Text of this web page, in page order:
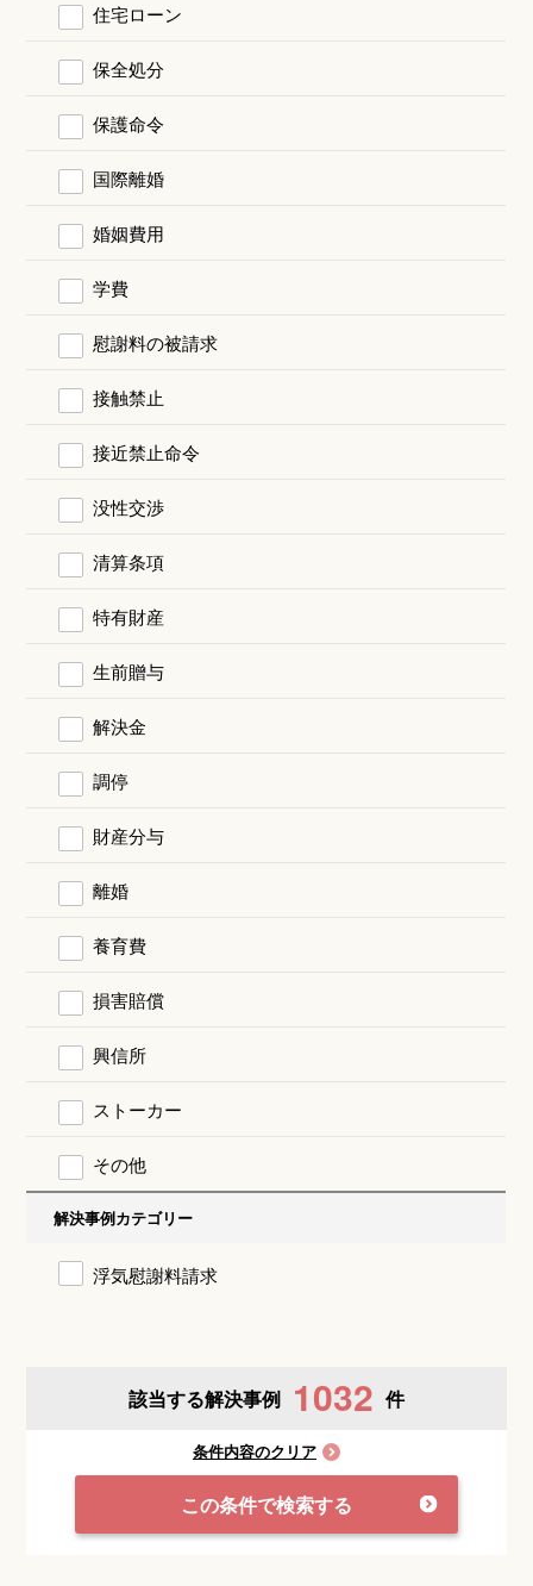
住宅ローン
保全処分
保護命令
国際離婚
婚姻費用
学費
慰謝料の被請求
接触禁止
接近禁止命令
没性交渉
清算条項
特有財産
生前贈与
解決金
調停
財産分与
離婚
養育費
損害賠償
興信所
ストーカー
その他
解決事例カテゴリー
浮気慰謝料請求
該当する解決事例 1032 件
条件内容のクリア
この条件で検索する